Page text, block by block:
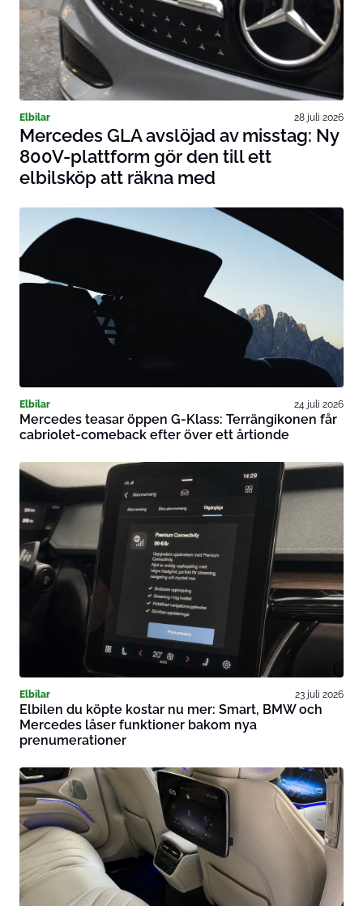
Elbilar 28 juli 2026
Mercedes GLA avslöjad av misstag: Ny
800V-plattform gör den till ett
elbilsköp att räkna med
Elbilar 24 juli 2026
Mercedes teasar öppen G-Klass: Terrängikonen får
cabriolet-comeback efter över ett årtionde
Elbilar 23 juli 2026
Elbilen du köpte kostar nu mer: Smart, BMW och
Mercedes låser funktioner bakom nya
prenumerationer